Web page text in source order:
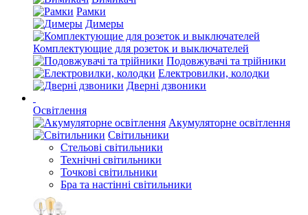
Рамки
Димеры
Комплектующие для розеток и выключателей
Подовжувачі та трійники
Електровилки, колодки
Дверні дзвоники
Освітлення
Акумуляторне освітлення
Світильники
Стельові світильники
Технічні світильники
Точкові світильники
Бра та настінні світильники